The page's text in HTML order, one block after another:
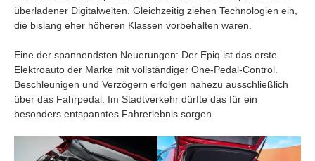
überladener Digitalwelten. Gleichzeitig ziehen Technologien ein,
die bislang eher höheren Klassen vorbehalten waren.
Eine der spannendsten Neuerungen: Der Epiq ist das erste
Elektroauto der Marke mit vollständiger One-Pedal-Control.
Beschleunigen und Verzögern erfolgen nahezu ausschließlich
über das Fahrpedal. Im Stadtverkehr dürfte das für ein
besonders entspanntes Fahrerlebnis sorgen.